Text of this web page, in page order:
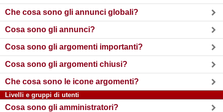
Che cosa sono gli annunci globali?
Cosa sono gli annunci?
Cosa sono gli argomenti importanti?
Cosa sono gli argomenti chiusi?
Che cosa sono le icone argomenti?
Livelli e gruppi di utenti
Cosa sono gli amministratori?